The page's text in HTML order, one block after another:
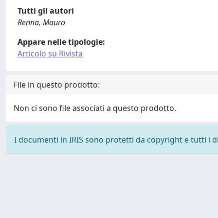
Tutti gli autori
Renna, Mauro
Appare nelle tipologie:
Articolo su Rivista
File in questo prodotto:
Non ci sono file associati a questo prodotto.
I documenti in IRIS sono protetti da copyright e tutti i